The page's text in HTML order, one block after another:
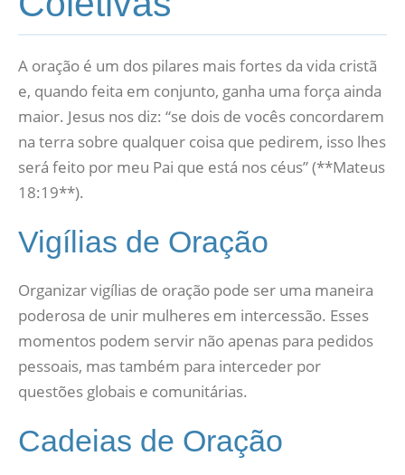
A oração é um dos pilares mais fortes da vida cristã
e, quando feita em conjunto, ganha uma força ainda
maior. Jesus nos diz: “se dois de vocês concordarem
na terra sobre qualquer coisa que pedirem, isso lhes
será feito por meu Pai que está nos céus” (**Mateus
18:19**).
Vigílias de Oração
Organizar vigílias de oração pode ser uma maneira
poderosa de unir mulheres em intercessão. Esses
momentos podem servir não apenas para pedidos
pessoais, mas também para interceder por
questões globais e comunitárias.
Cadeias de Oração